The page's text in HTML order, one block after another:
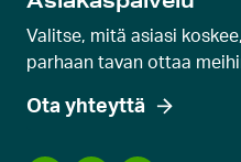
Valitse, mitä asiasi
parhaan tavan ottaa
Ota yhteyttä